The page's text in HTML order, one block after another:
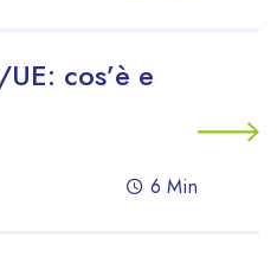
cos’è e
6 Min